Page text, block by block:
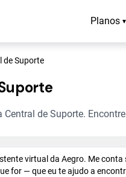
Planos ▾
de Suporte
Central de Suporte.
virtual da Aegro. Me
for — que eu te ajudo a